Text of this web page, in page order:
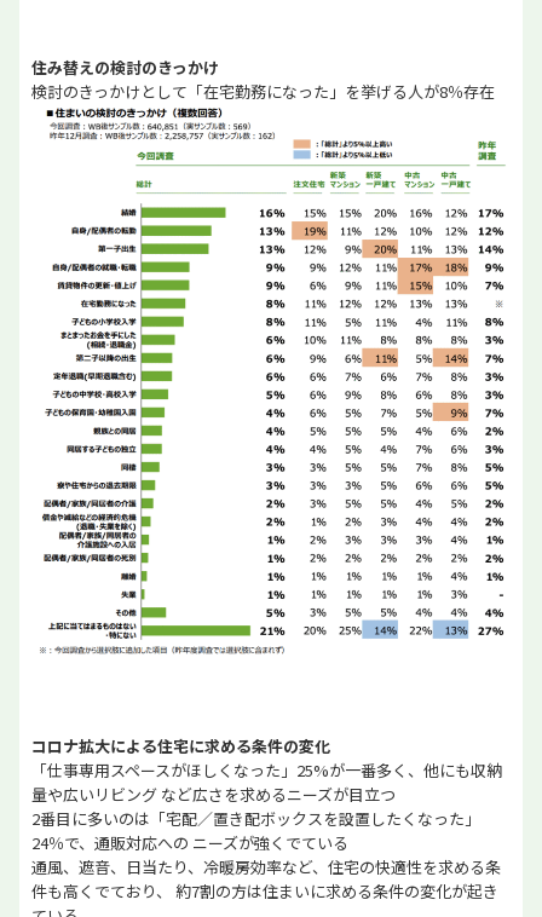
住み替えの検討のきっかけ
検討のきっかけとして「在宅勤務になった」を挙げる人が8％存在
コロナ拡大による住宅に求める条件の変化
「仕事専用スペースがほしくなった」25%が一番多く、他にも収納
量や広いリビング など広さを求めるニーズが目立つ
2番目に多いのは「宅配／置き配ボックスを設置したくなった」
24％で、通販対応への ニーズが強くでている
通風、遮音、日当たり、冷暖房効率など、住宅の快適性を求める条
件も高くでており、 約7割の方は住まいに求める条件の変化が起き